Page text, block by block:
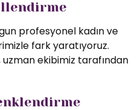
profesyonel kadın ve
fark yaratıyoruz.
ekibimiz tarafından